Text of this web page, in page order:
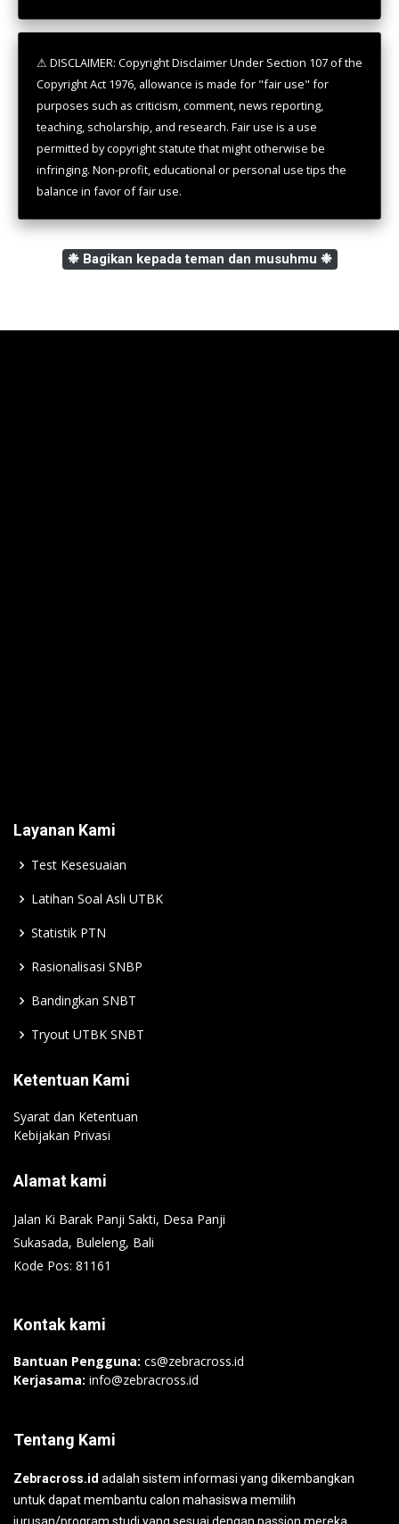
⚠ DISCLAIMER: Copyright Disclaimer Under Section 107 of the
Copyright Act 1976, allowance is made for "fair use" for
purposes such as criticism, comment, news reporting,
teaching, scholarship, and research. Fair use is a use
permitted by copyright statute that might otherwise be
infringing. Non-profit, educational or personal use tips the
balance in favor of fair use.
❉ Bagikan kepada teman dan musuhmu ❉
Layanan Kami
Test Kesesuaian
Latihan Soal Asli UTBK
Statistik PTN
Rasionalisasi SNBP
Bandingkan SNBT
Tryout UTBK SNBT
Ketentuan Kami
Syarat dan Ketentuan
Kebijakan Privasi
Alamat kami
Jalan Ki Barak Panji Sakti, Desa Panji
Sukasada, Buleleng, Bali
Kode Pos: 81161
Kontak kami
Bantuan Pengguna: cs@zebracross.id
Kerjasama: info@zebracross.id
Tentang Kami
Zebracross.id adalah sistem informasi yang dikembangkan
untuk dapat membantu calon mahasiswa memilih
jurusan/program studi yang sesuai dengan passion mereka.